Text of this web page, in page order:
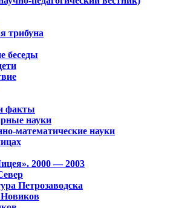
трибуна
беседы
факты
науки
математические науки
2000 — 2003
Петрозаводска